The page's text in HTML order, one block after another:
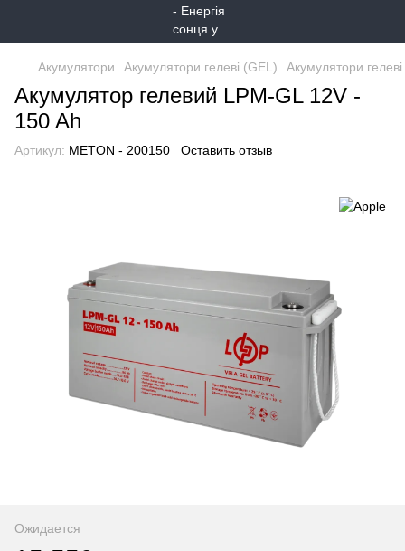
Акумулятори Акумулятори гелеві (GEL) Акумулятори
Акумулятор гелевий LPM-GL 12V -
150 Ah
Артикул: METON - 200150 Оставить отзыв
Ожидается